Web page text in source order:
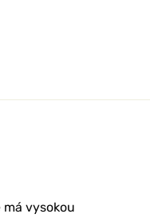
vysokou